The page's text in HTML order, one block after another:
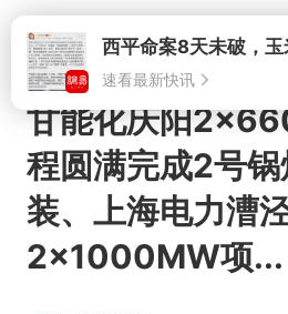
甘能化庆阳
程圆满完成2号
装、上海电力漕
2×1000MW项...